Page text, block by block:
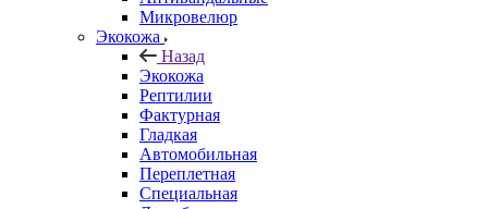
Микровелюр
Экокожа
Назад
Экокожа
Рептилии
Фактурная
Гладкая
Автомобильная
Переплетная
Специальная